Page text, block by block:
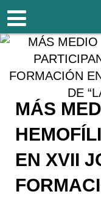
Totana.com
MÁS
EN XVII